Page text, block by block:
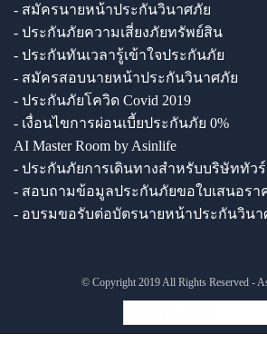
- สมัครนายหน้าประกันวินาศภัย
- ประกันภัยความเสี่ยงภัยทรัพย์สิน
- ประกันทันเวลารู้เข้าใจประกันภัย
- สมัครสอบนายหน้าประกันวินาศภัย
- ประกันภัยโควิด Covid 2019
- เงื่อนไขการผ่อนเบี้ยประกันภัย 0%
AI Master Room by Asinlife
- ประกันภัยการเดินทางสำหรับบริษัททัวร์
- สอบถามข้อมูลประกันภัยขอใบเสนอรา
- อบรมขอรับต่อบัตรนายหน้าประกันวินา
© Copyright 2019 All Rights Reserved -